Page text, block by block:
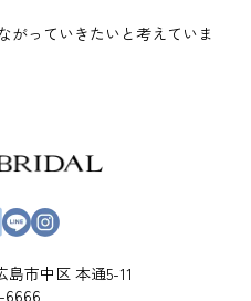
がっていきたいと考えていま
島市中区 本通5-11
6666